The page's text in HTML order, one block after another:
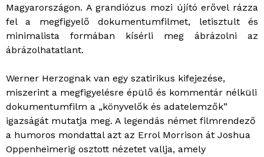
Magyarországon. A grandiózus mozi újító erővel rázza
fel a megfigyelő dokumentumfilmet, letisztult és
minimalista formában kísérli meg ábrázolni az
ábrázolhatatlant.
Werner Herzognak van egy szatirikus kifejezése,
miszerint a megfigyelésre épülő és kommentár nélküli
dokumentumfilm a „könyvelők és adatelemzők”
igazságát mutatja meg. A legendás német filmrendező
a humoros mondattal azt az Errol Morrison át Joshua
Oppenheimerig osztott nézetet vallja, amely